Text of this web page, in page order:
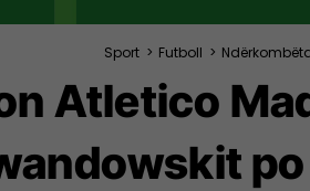
Sport > Futboll >
Atletico